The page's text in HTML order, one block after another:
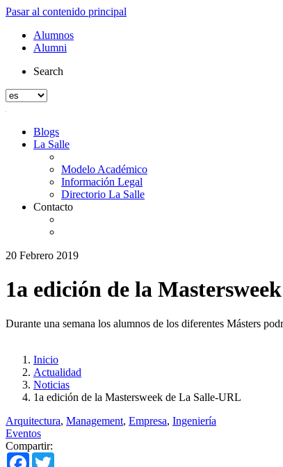
Pasar al contenido principal
Alumnos
Alumni
Search
Blogs
La Salle
Modelo Académico
Información Legal
Directorio La Salle
Contacto
20 Febrero 2019
1a edición de la
Durante una semana los alumnos de los diferentes Másters
Inicio
Actualidad
Noticias
1a edición de la Mastersweek de La Salle-URL
Arquitectura, Management, Empresa, Ingeniería
Eventos
Compartir:
Facebook